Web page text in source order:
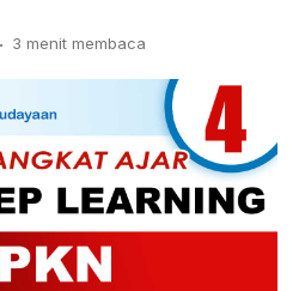
. 3 menit membaca